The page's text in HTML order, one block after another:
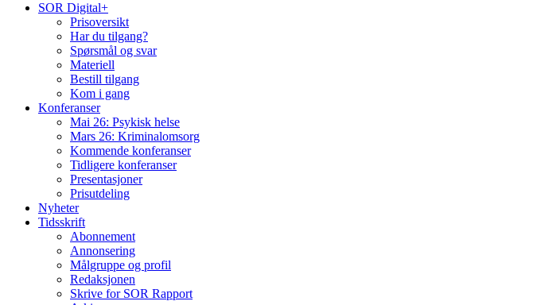
SOR Digital+
Prisoversikt
Har du tilgang?
Spørsmål og svar
Materiell
Bestill tilgang
Kom i gang
Konferanser
Mai 26: Psykisk helse
Mars 26: Kriminal­omsorg
Kommende konferanser
Tidligere konferanser
Presentasjoner
Prisutdeling
Nyheter
Tidsskrift
Abonnement
Annonsering
Målgruppe og profil
Redaksjonen
Skrive for SOR Rapport